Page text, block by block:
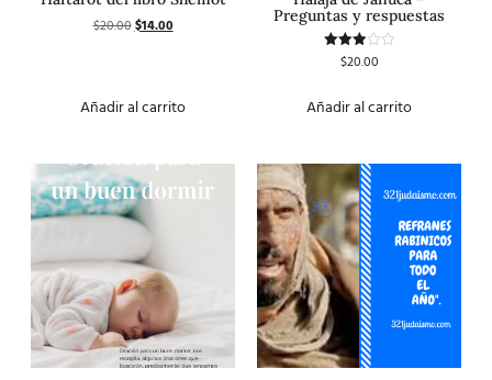
$20.00$14.00
Añadir al carrito
Preguntas y respuestas
Valorado
de 5
$20.00
Añadir al carrito